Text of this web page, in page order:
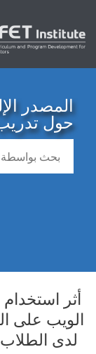
المصدر
حول
أثر
الويب على
لدى الطلاب